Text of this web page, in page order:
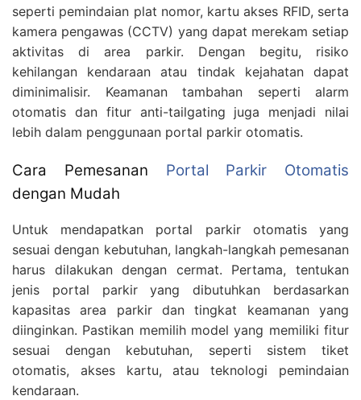
seperti pemindaian plat nomor, kartu akses RFID, serta
kamera pengawas (CCTV) yang dapat merekam setiap
aktivitas di area parkir. Dengan begitu, risiko
kehilangan kendaraan atau tindak kejahatan dapat
diminimalisir. Keamanan tambahan seperti alarm
otomatis dan fitur anti-tailgating juga menjadi nilai
lebih dalam penggunaan portal parkir otomatis.
Cara Pemesanan Portal Parkir Otomatis
dengan Mudah
Untuk mendapatkan portal parkir otomatis yang
sesuai dengan kebutuhan, langkah-langkah pemesanan
harus dilakukan dengan cermat. Pertama, tentukan
jenis portal parkir yang dibutuhkan berdasarkan
kapasitas area parkir dan tingkat keamanan yang
diinginkan. Pastikan memilih model yang memiliki fitur
sesuai dengan kebutuhan, seperti sistem tiket
otomatis, akses kartu, atau teknologi pemindaian
kendaraan.